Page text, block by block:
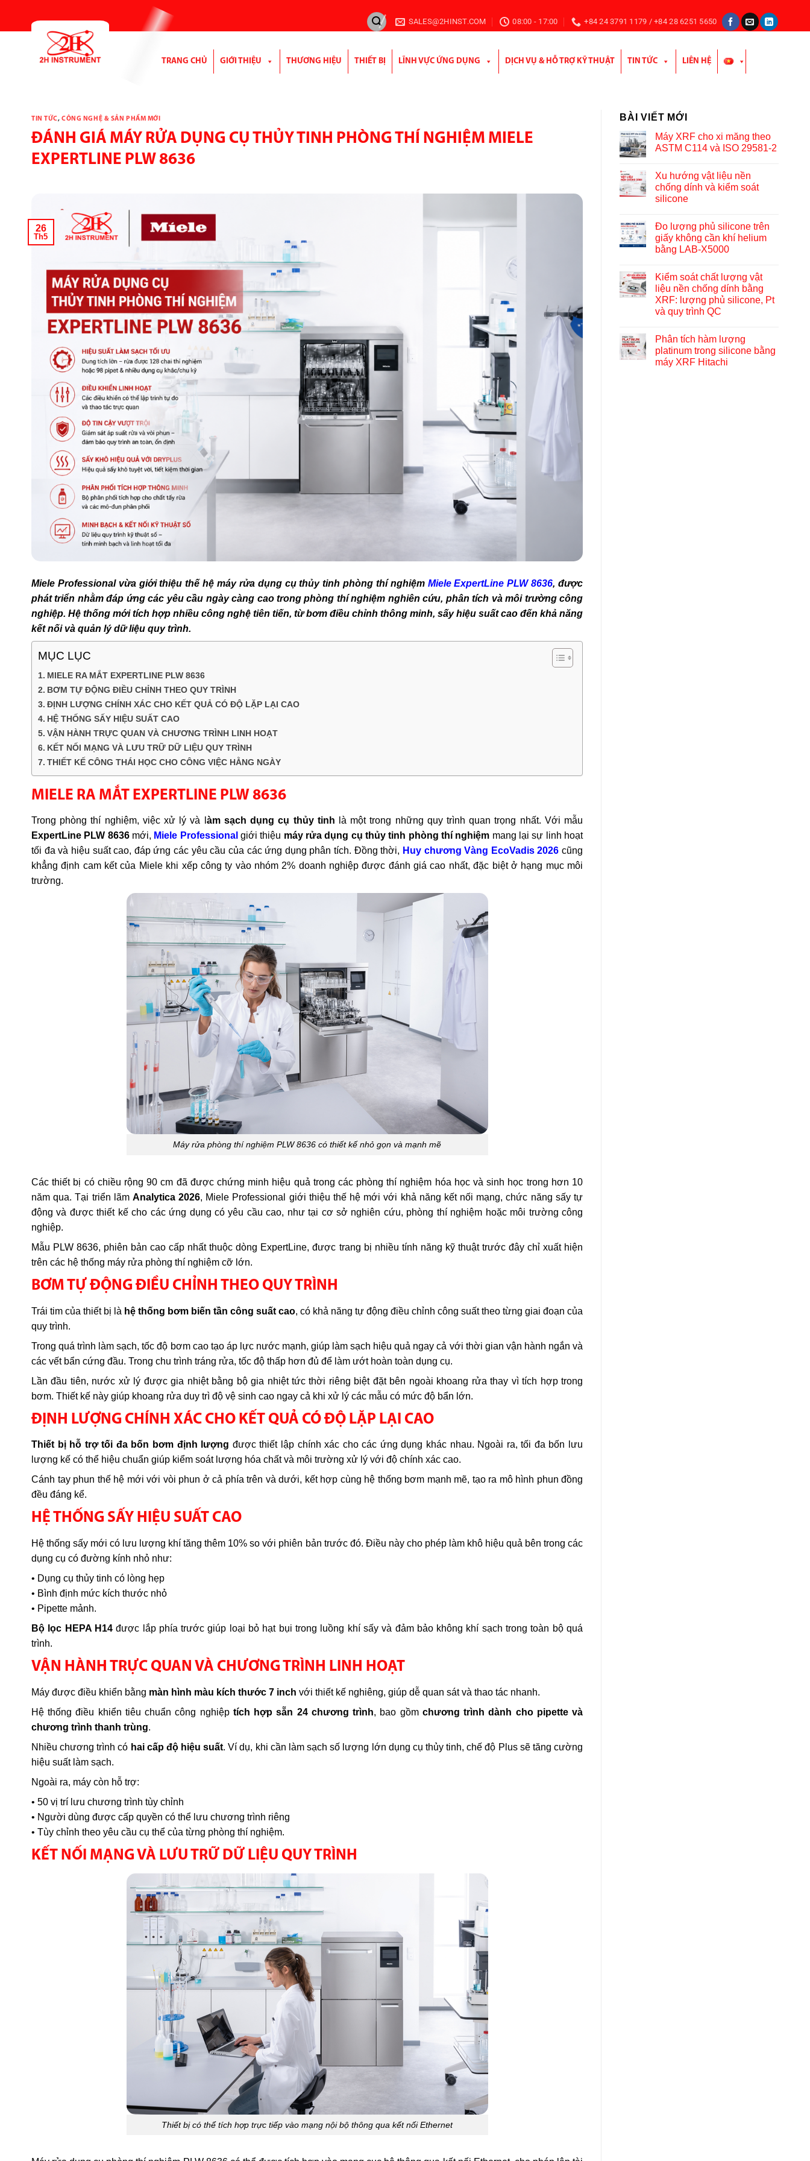
SALES@2HINST.COM 08:00 - 17:00 +84 24 3791 1179 / +84 28 6251 5650
TRANG CHỦ GIỚI THIỆU THƯƠNG HIỆU THIẾT BỊ LĨNH VỰC ỨNG DỤNG DỊCH VỤ & HỖ TRỢ KỸ THUẬT TIN TỨC LIÊN HỆ
TIN TỨC,CÔNG NGHỆ & SẢN PHẨM MỚI
ĐÁNH GIÁ MÁY RỬA DỤNG CỤ THỦY TINH PHÒNG THÍ NGHIỆM MIELE
EXPERTLINE PLW 8636
26
Th5
Miele Professional vừa giới thiệu thế hệ máy rửa dụng cụ thủy tinh phòng thí nghiệm Miele ExpertLine PLW 8636, được
phát triển nhằm đáp ứng các yêu cầu ngày càng cao trong phòng thí nghiệm nghiên cứu, phân tích và môi trường công
nghiệp. Hệ thống mới tích hợp nhiều công nghệ tiên tiến, từ bơm điều chỉnh thông minh, sấy hiệu suất cao đến khả năng
kết nối và quản lý dữ liệu quy trình.
MỤC LỤC
MIELE RA MẮT EXPERTLINE PLW 8636
BƠM TỰ ĐỘNG ĐIỀU CHỈNH THEO QUY TRÌNH
ĐỊNH LƯỢNG CHÍNH XÁC CHO KẾT QUẢ CÓ ĐỘ LẶP LẠI CAO
HỆ THỐNG SẤY HIỆU SUẤT CAO
VẬN HÀNH TRỰC QUAN VÀ CHƯƠNG TRÌNH LINH HOẠT
KẾT NỐI MẠNG VÀ LƯU TRỮ DỮ LIỆU QUY TRÌNH
THIẾT KẾ CÔNG THÁI HỌC CHO CÔNG VIỆC HẰNG NGÀY
MIELE RA MẮT EXPERTLINE PLW 8636
Trong phòng thí nghiệm, việc xử lý và l àm sạch dụng cụ thủy tinh là một trong những quy trình quan trọng nhất. Với mẫu
ExpertLine PLW 8636mới, Miele Professional giới thiệu máy rửa dụng cụ thủy tinh phòng thí nghiệm mang lại sự linh hoạt
tối đa và hiệu suất cao, đáp ứng các yêu cầu của các ứng dụng phân tích. Đồng thời, Huy chương Vàng EcoVadis 2026 cũng
khẳng định cam kết của Miele khi xếp công ty vào nhóm 2% doanh nghiệp được đánh giá cao nhất, đặc biệt ở hạng mục môi
trường.
Máy rửa phòng thí nghiệm PLW 8636 có thiết kế nhỏ gọn và mạnh mẽ
Các thiết bị có chiều rộng 90 cm đã được chứng minh hiệu quả trong các phòng thí nghiệm hóa học và sinh học trong hơn 10
năm qua. Tại triển lãm Analytica 2026, Miele Professional giới thiệu thế hệ mới với khả năng kết nối mạng, chức năng sấy tự
động và được thiết kế cho các ứng dụng có yêu cầu cao, như tại cơ sở nghiên cứu, phòng thí nghiệm hoặc môi trường công
nghiệp.
Mẫu PLW 8636, phiên bản cao cấp nhất thuộc dòng ExpertLine, được trang bị nhiều tính năng kỹ thuật trước đây chỉ xuất hiện
trên các hệ thống máy rửa phòng thí nghiệm cỡ lớn.
BƠM TỰ ĐỘNG ĐIỀU CHỈNH THEO QUY TRÌNH
Trái tim của thiết bị là hệ thống bơm biến tần công suất cao, có khả năng tự động điều chỉnh công suất theo từng giai đoạn của
quy trình.
Trong quá trình làm sạch, tốc độ bơm cao tạo áp lực nước mạnh, giúp làm sạch hiệu quả ngay cả với thời gian vận hành ngắn và
các vết bẩn cứng đầu. Trong chu trình tráng rửa, tốc độ thấp hơn đủ để làm ướt hoàn toàn dụng cụ.
Lần đầu tiên, nước xử lý được gia nhiệt bằng bộ gia nhiệt tức thời riêng biệt đặt bên ngoài khoang rửa thay vì tích hợp trong
bơm. Thiết kế này giúp khoang rửa duy trì độ vệ sinh cao ngay cả khi xử lý các mẫu có mức độ bẩn lớn.
ĐỊNH LƯỢNG CHÍNH XÁC CHO KẾT QUẢ CÓ ĐỘ LẶP LẠI CAO
Thiết bị hỗ trợ tối đa bốn bơm định lượng được thiết lập chính xác cho các ứng dụng khác nhau. Ngoài ra, tối đa bốn lưu
lượng kế có thể hiệu chuẩn giúp kiểm soát lượng hóa chất và môi trường xử lý với độ chính xác cao.
Cánh tay phun thế hệ mới với vòi phun ở cả phía trên và dưới, kết hợp cùng hệ thống bơm mạnh mẽ, tạo ra mô hình phun đồng
đều đáng kể.
HỆ THỐNG SẤY HIỆU SUẤT CAO
Hệ thống sấy mới có lưu lượng khí tăng thêm 10% so với phiên bản trước đó. Điều này cho phép làm khô hiệu quả bên trong các
dụng cụ có đường kính nhỏ như:
• Dụng cụ thủy tinh có lòng hẹp
• Bình định mức kích thước nhỏ
• Pipette mảnh.
Bộ lọc HEPA H14được lắp phía trước giúp loại bỏ hạt bụi trong luồng khí sấy và đảm bảo không khí sạch trong toàn bộ quá
trình.
VẬN HÀNH TRỰC QUAN VÀ CHƯƠNG TRÌNH LINH HOẠT
Máy được điều khiển bằng màn hình màu kích thước 7 inch với thiết kế nghiêng, giúp dễ quan sát và thao tác nhanh.
Hệ thống điều khiển tiêu chuẩn công nghiệp tích hợp sẵn 24 chương trình, bao gồm chương trình dành cho pipette và
chương trình thanh trùng.
Nhiều chương trình có hai cấp độ hiệu suất. Ví dụ, khi cần làm sạch số lượng lớn dụng cụ thủy tinh, chế độ Plus sẽ tăng cường
hiệu suất làm sạch.
Ngoài ra, máy còn hỗ trợ:
• 50 vị trí lưu chương trình tùy chỉnh
• Người dùng được cấp quyền có thể lưu chương trình riêng
• Tùy chỉnh theo yêu cầu cụ thể của từng phòng thí nghiệm.
KẾT NỐI MẠNG VÀ LƯU TRỮ DỮ LIỆU QUY TRÌNH
Thiết bị có thể tích hợp trực tiếp vào mạng nội bộ thông qua kết nối Ethernet
BÀI VIẾT MỚI
Máy XRF cho xi măng theo
ASTM C114 và ISO 29581-2
Xu hướng vật liệu nền
chống dính và kiểm soát
silicone
Đo lượng phủ silicone trên
giấy không cần khí helium
bằng LAB-X5000
Kiểm soát chất lượng vật
liệu nền chống dính bằng
XRF: lượng phủ silicone, Pt
và quy trình QC
Phân tích hàm lượng
platinum trong silicone bằng
máy XRF Hitachi